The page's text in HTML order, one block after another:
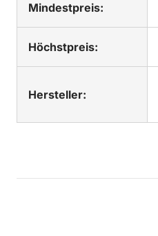
Mindestpreis:
Höchstpreis:
Hersteller: